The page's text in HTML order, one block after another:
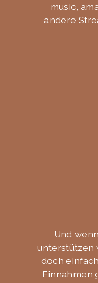
music,
andere
Und
unterstützen
doch
Einnahmen